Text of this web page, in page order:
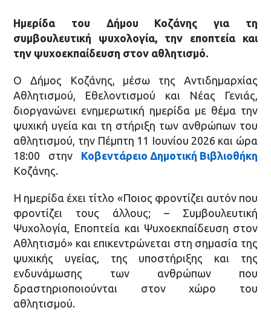
Ημερίδα του Δήμου Κοζάνης για τη
συμβουλευτική ψυχολογία, την εποπτεία και
την ψυχοεκπαίδευση στον αθλητισμό.
Ο Δήμος Κοζάνης, μέσω της Αντιδημαρχίας
Αθλητισμού, Εθελοντισμού και Νέας Γενιάς,
διοργανώνει ενημερωτική ημερίδα με θέμα την
ψυχική υγεία και τη στήριξη των ανθρώπων του
αθλητισμού, την Πέμπτη 11 Ιουνίου 2026 και ώρα
18:00 στην Κοβεντάρειο Δημοτική Βιβλιοθήκη
Κοζάνης.
Η ημερίδα έχει τίτλο «Ποιος φροντίζει αυτόν που
φροντίζει τους άλλους; – Συμβουλευτική
Ψυχολογία, Εποπτεία και Ψυχοεκπαίδευση στον
Αθλητισμό» και επικεντρώνεται στη σημασία της
ψυχικής υγείας, της υποστήριξης και της
ενδυνάμωσης των ανθρώπων που
δραστηριοποιούνται στον χώρο του
αθλητισμού.